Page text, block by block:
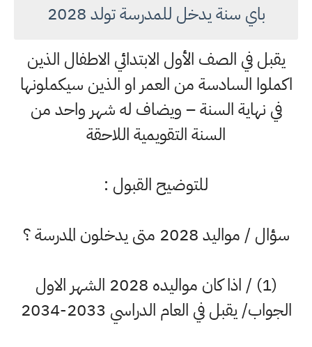
باي سنة يدخل للمدرسة تولد 2028
يقبل في الصف الأول الابتدائي الاطفال الذين
اكملوا السادسة من العمر او الذين سيكملونها
في نهاية السنة – ويضاف له شهر واحد من
السنة التقويمية اللاحقة
للتوضيح القبول :
سؤال / مواليد 2028 متى يدخلون المدرسة ؟
(1) / اذا كان مواليده 2028 الشهر الاول
الجواب/ يقبل في العام الدراسي 2033-2034